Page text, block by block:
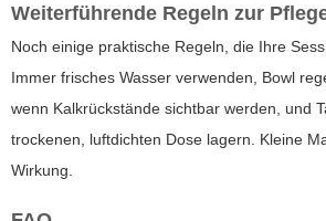
Weiterführende Regeln zur
Noch einige praktische Regeln, die Ihre
Immer frisches Wasser verwenden, Bowl
wenn Kalkrückstände sichtbar werden, und
trockenen, luftdichten Dose lagern. Kleine
Wirkung.